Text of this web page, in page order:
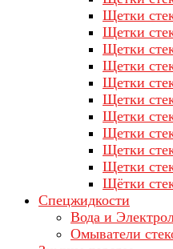
Щетки
Щетки
Щетки
Щетки
Щетки
Щетки
Щетки
Щетки
Щетки
Щетки
Щётки
Спецжидкости
Вода и
Омыватели